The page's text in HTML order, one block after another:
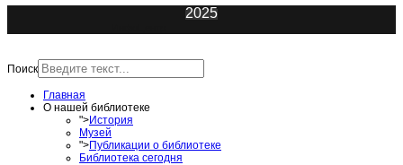
2025
Поиск
Главная
О нашей библиотеке
">История
Музей
">Публикации о библиотеке
Библиотека сегодня